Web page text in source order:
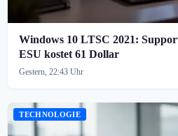
Windows 10 LTSC 2021:
ESU kostet 61 Dollar
Gestern, 22:43 Uhr
TECHNOLOGIE